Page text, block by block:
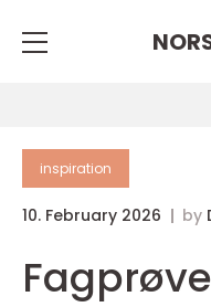
inspiration
10. February 2026 by